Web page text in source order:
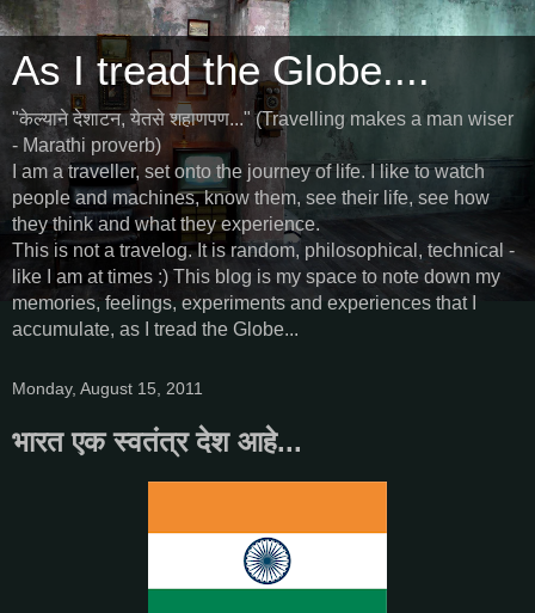
As I tread the Globe....
"केल्याने देशाटन, येतसे शहाणपण..." (Travelling makes a man wiser
- Marathi proverb)
I am a traveller, set onto the journey of life. I like to watch
people and machines, know them, see their life, see how
they think and what they experience.
This is not a travelog. It is random, philosophical, technical -
like I am at times :) This blog is my space to note down my
memories, feelings, experiments and experiences that I
accumulate, as I tread the Globe...
Monday, August 15, 2011
भारत एक स्वतंत्र देश आहे...